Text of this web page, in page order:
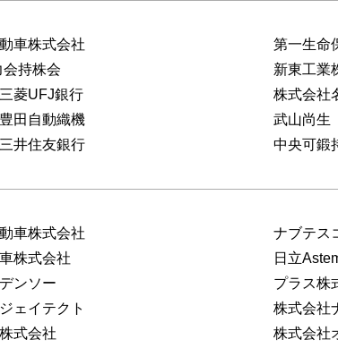
車株式会社
持株会
菱UFJ銀行
田自動織機
井住友銀行
第一生命
新東工業
株式会社
武山尚生
中央可鍛
車株式会社
株式会社
ンソー
ェイテクト
式会社
ナブテス
日立
プラス株
株式会社
株式会社